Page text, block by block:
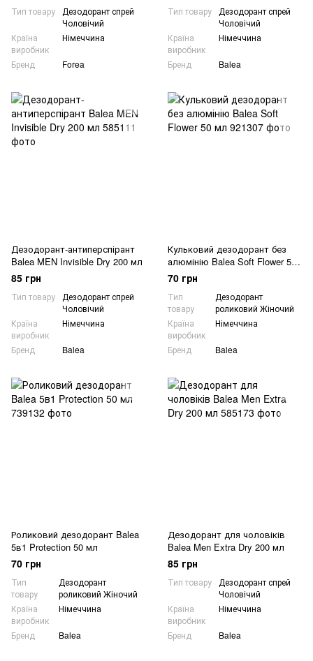
Тип товару
Дезодорант спрей
Чоловічий
Країна
виробник
Німеччина
Бренд Forea
Тип товару
Дезодорант спрей
Чоловічий
Країна
виробник
Німеччина
Бренд Balea
Дезодорант-антиперспірант
Balea MEN Invisible Dry 200 мл
85 грн
Тип товару
Дезодорант спрей
Чоловічий
Країна
виробник
Німеччина
Бренд Balea
Кульковий дезодорант без
алюмінію Balea Soft Flower 50
мл
70 грн
Тип
товару
Дезодорант
роликовий Жіночий
Країна
виробник
Німеччина
Бренд Balea
Роликовий дезодорант Balea
5в1 Protection 50 мл
70 грн
Тип
товару
Дезодорант
роликовий Жіночий
Країна
виробник
Німеччина
Бренд Balea
Дезодорант для чоловіків
Balea Men Extra Dry 200 мл
85 грн
Тип товару
Дезодорант спрей
Чоловічий
Країна
виробник
Німеччина
Бренд Balea